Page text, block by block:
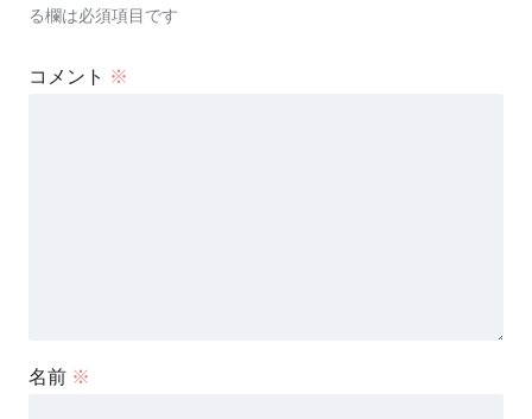
る欄は必須項目です
コメント ※
名前 ※